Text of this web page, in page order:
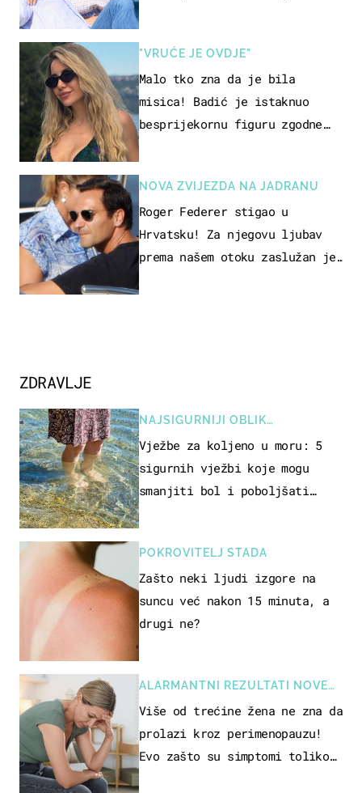
"VRUĆE JE OVDJE"
Malo tko zna da je bila
misica! Badić je istaknuo
besprijekornu figuru zgodne
NOVA ZVIJEZDA NA JADRANU
Roger Federer stigao u
Hrvatsku! Za njegovu ljubav
prema našem otoku zaslužan je
ZDRAVLJE
NAJSIGURNIJI OBLIK
REKREACIJE
Vježbe za koljeno u moru: 5
sigurnih vježbi koje mogu
smanjiti bol i poboljšati
POKROVITELJ STADA
Zašto neki ljudi izgore na
suncu već nakon 15 minuta, a
drugi ne?
ALARMANTNI REZULTATI NOVE
STUDIJE
Više od trećine žena ne zna da
prolazi kroz perimenopauzu!
Evo zašto su simptomi toliko